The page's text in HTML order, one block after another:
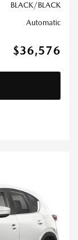
BLACK/BLACK
Automatic
$36,576